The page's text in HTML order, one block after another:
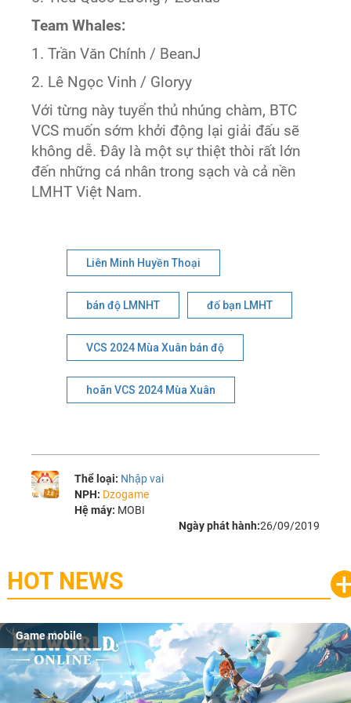
Team Whales:
1. Trần Văn Chính / BeanJ
2. Lê Ngọc Vinh / Gloryy
Với từng này tuyển thủ nhúng chàm, BTC
VCS muốn sớm khởi động lại giải đấu sẽ
không dễ. Đây là một sự thiệt thòi rất lớn
đến những cá nhân trong sạch và cả nền
LMHT Việt Nam.
Liên Minh Huyền Thoại
bán độ LMNHT đố bạn LMHT
VCS 2024 Mùa Xuân bán độ
hoãn VCS 2024 Mùa Xuân
Thể loại: Nhập vai
NPH: Dzogame
Hệ máy: MOBI
Ngày phát hành:26/09/2019
HOT NEWS
Game mobile